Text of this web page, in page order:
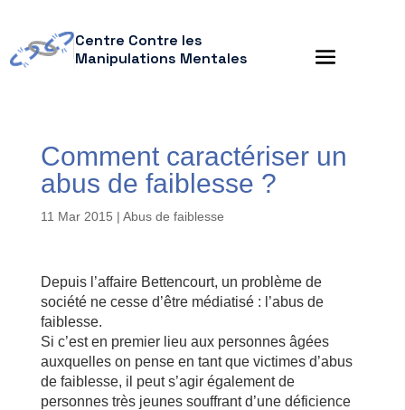
Centre Contre les
Manipulations Mentales
Comment caractériser un
abus de faiblesse ?
11 Mar 2015 | Abus de faiblesse
Depuis l’affaire Bettencourt, un problème de
société ne cesse d’être médiatisé : l’abus de
faiblesse.
Si c’est en premier lieu aux personnes âgées
auxquelles on pense en tant que victimes d’abus
de faiblesse, il peut s’agir également de
personnes très jeunes souffrant d’une déficience